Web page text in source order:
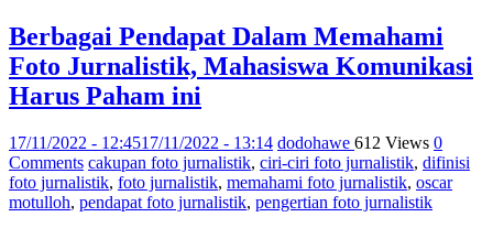
Berbagai Pendapat Dalam Memahami
Foto Jurnalistik, Mahasiswa Komunikasi
Harus Paham ini
17/11/2022 - 12:4517/11/2022 - 13:14 dodohawe 612 Views 0
Comments cakupan foto jurnalistik, ciri-ciri foto jurnalistik, difinisi
foto jurnalistik, foto jurnalistik, memahami foto jurnalistik, oscar
motulloh, pendapat foto jurnalistik, pengertian foto jurnalistik